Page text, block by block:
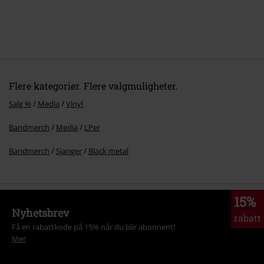
Flere kategorier. Flere valgmuligheter.
Salg % Media Vinyl
Bandmerch Media LPer
Bandmerch Sjanger Black metal
15%
rabatt
Nyhetsbrev
Få en rabattkode på 15% når du blir abonnent!
Mer